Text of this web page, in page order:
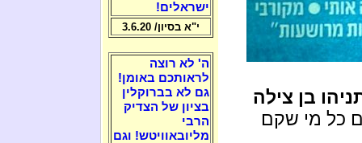
בן צילה
כל מי שקם
ישראלים!
י"א בסיון/ 3.6.20
ה' לא רוצה
לראותכם באומן!
גם לא בברוקלין
בציון של הצדיק
הרבי
מליובאוויטש! וגם